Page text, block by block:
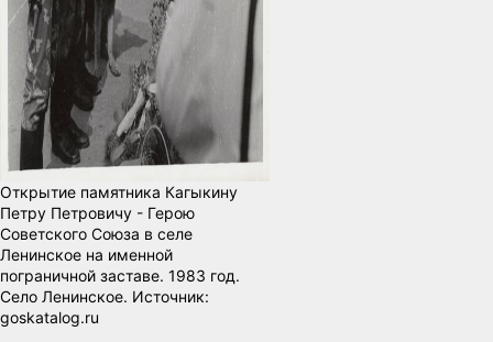
Открытие памятника Кагыкину
Петру Петровичу - Герою
Советского Союза в селе
Ленинское на именной
пограничной заставе. 1983 год.
Село Ленинское. Источник:
goskatalog.ru